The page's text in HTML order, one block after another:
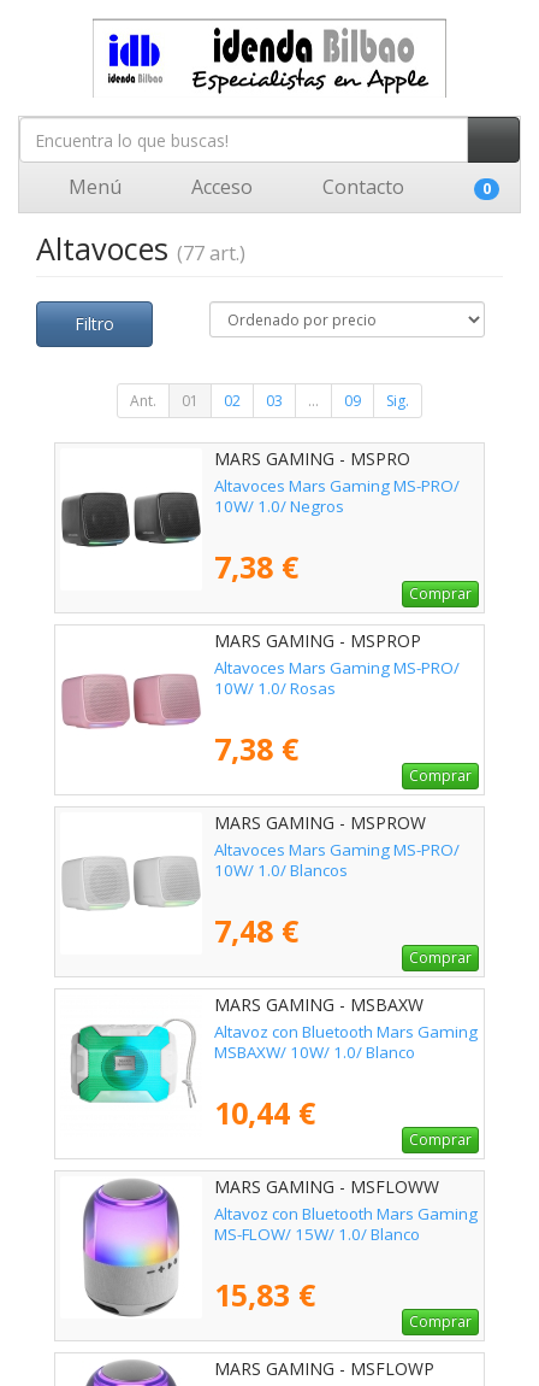
Menú Acceso Contacto 0
Altavoces (77 art.)
Filtro
Ant. 01 02 03 ... 09 Sig.
MARS GAMING - MSPRO
Altavoces Mars Gaming MS-PRO/
10W/ 1.0/ Negros
7,38 €
Comprar
MARS GAMING - MSPROP
Altavoces Mars Gaming MS-PRO/
10W/ 1.0/ Rosas
7,38 €
Comprar
MARS GAMING - MSPROW
Altavoces Mars Gaming MS-PRO/
10W/ 1.0/ Blancos
7,48 €
Comprar
MARS GAMING - MSBAXW
Altavoz con Bluetooth Mars Gaming
MSBAXW/ 10W/ 1.0/ Blanco
10,44 €
Comprar
MARS GAMING - MSFLOWW
Altavoz con Bluetooth Mars Gaming
MS-FLOW/ 15W/ 1.0/ Blanco
15,83 €
Comprar
MARS GAMING - MSFLOWP